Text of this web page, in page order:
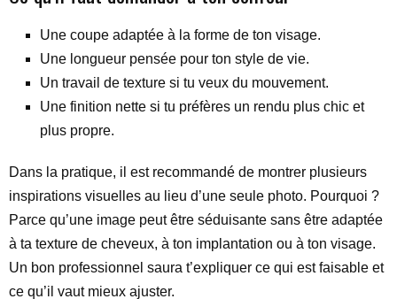
Une coupe adaptée à la forme de ton visage.
Une longueur pensée pour ton style de vie.
Un travail de texture si tu veux du mouvement.
Une finition nette si tu préfères un rendu plus chic et
plus propre.
Dans la pratique, il est recommandé de montrer plusieurs
inspirations visuelles au lieu d’une seule photo. Pourquoi ?
Parce qu’une image peut être séduisante sans être adaptée
à ta texture de cheveux, à ton implantation ou à ton visage.
Un bon professionnel saura t’expliquer ce qui est faisable et
ce qu’il vaut mieux ajuster.